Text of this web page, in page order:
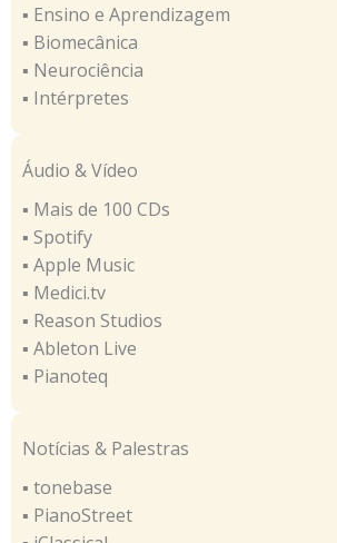
▪ Ensino e Aprendizagem
▪ Biomecânica
▪ Neurociência
▪ Intérpretes
Áudio & Vídeo
▪ Mais de 100 CDs
▪ Spotify
▪ Apple Music
▪ Medici.tv
▪ Reason Studios
▪ Ableton Live
▪ Pianoteq
Notícias & Palestras
▪ tonebase
▪ PianoStreet